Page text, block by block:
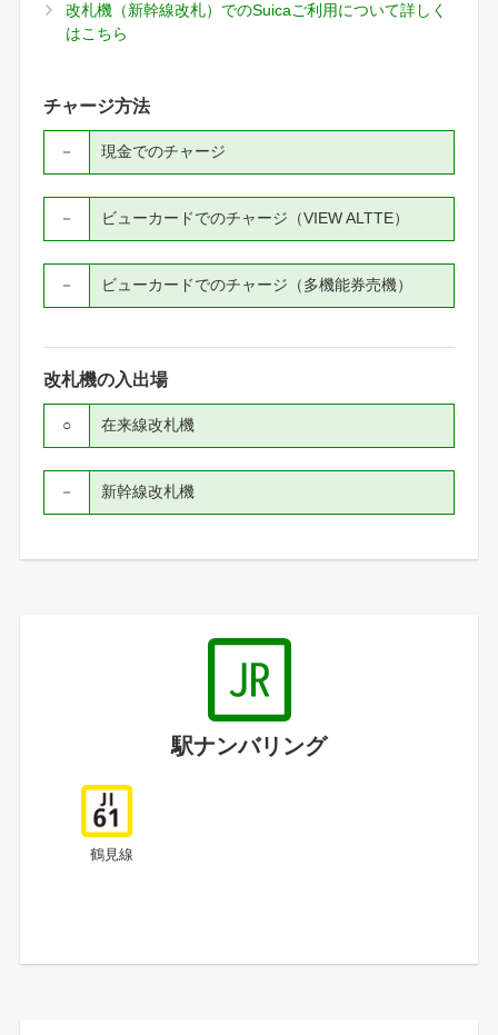
改札機（新幹線改札）でのSuicaご利用について詳しく
はこちら
チャージ方法
現金でのチャージ
－
ビューカードでのチャージ（VIEW ALTTE）
－
ビューカードでのチャージ（多機能券売機）
－
改札機の入出場
在来線改札機
○
新幹線改札機
－
駅ナンバリング
鶴見線